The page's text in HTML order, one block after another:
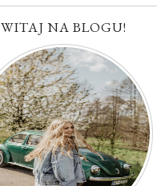
WITAJ NA BLOGU!